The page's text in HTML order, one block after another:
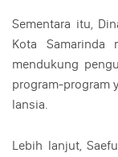
Sementara itu,
Kota Samarinda
mendukung
program-program
lansia.
Lebih lanjut,